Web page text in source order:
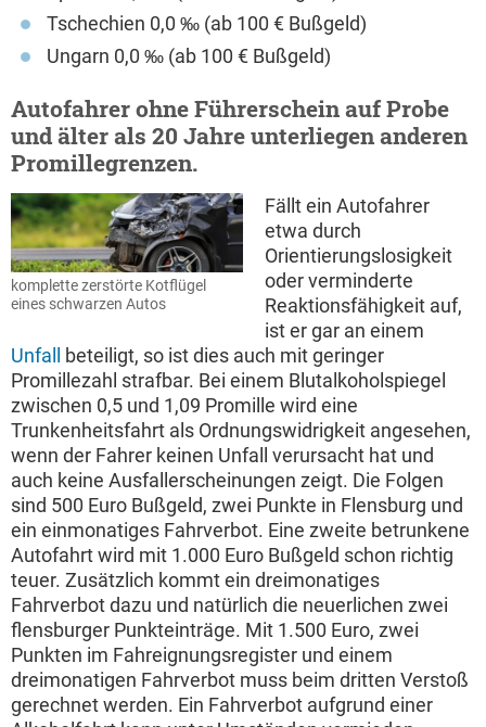
Tschechien 0,0 ‰ (ab 100 € Bußgeld)
Ungarn 0,0 ‰ (ab 100 € Bußgeld)
Autofahrer ohne Führerschein auf Probe
und älter als 20 Jahre unterliegen anderen
Promillegrenzen.
komplette zerstörte Kotflügel
eines schwarzen Autos
Fällt ein Autofahrer
etwa durch
Orientierungslosigkeit
oder verminderte
Reaktionsfähigkeit auf,
ist er gar an einem
Unfall
beteiligt, so ist dies auch mit geringer
Promillezahl strafbar. Bei einem Blutalkoholspiegel
zwischen 0,5 und 1,09 Promille wird eine
Trunkenheitsfahrt als Ordnungswidrigkeit angesehen,
wenn der Fahrer keinen Unfall verursacht hat und
auch keine Ausfallerscheinungen zeigt. Die Folgen
sind 500 Euro Bußgeld, zwei Punkte in Flensburg und
ein einmonatiges Fahrverbot. Eine zweite betrunkene
Autofahrt wird mit 1.000 Euro Bußgeld schon richtig
teuer. Zusätzlich kommt ein dreimonatiges
Fahrverbot dazu und natürlich die neuerlichen zwei
flensburger Punkteinträge. Mit 1.500 Euro, zwei
Punkten im Fahreignungsregister und einem
dreimonatigen Fahrverbot muss beim dritten Verstoß
gerechnet werden. Ein Fahrverbot aufgrund einer